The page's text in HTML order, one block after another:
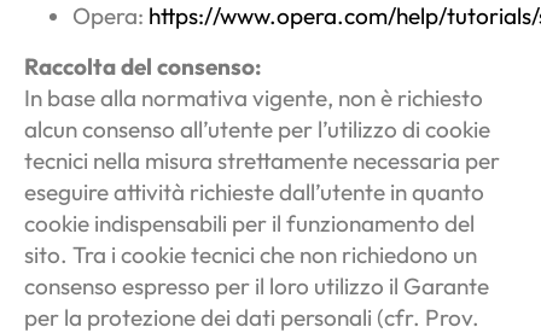
Opera: https://www.opera.com/help/
Raccolta del consenso:
In base alla normativa vigente, non è richiesto
alcun consenso all’utente per l’utilizzo di cookie
tecnici nella misura strettamente necessaria per
eseguire attività richieste dall’utente in quanto
cookie indispensabili per il funzionamento del
sito. Tra i cookie tecnici che non richiedono un
consenso espresso per il loro utilizzo il Garante
per la protezione dei dati personali (cfr. Prov.